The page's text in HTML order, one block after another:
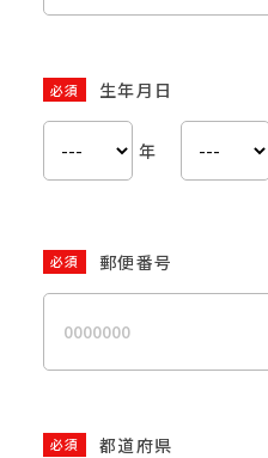
必須 生年月日
年
必須 郵便番号
必須 都道府県